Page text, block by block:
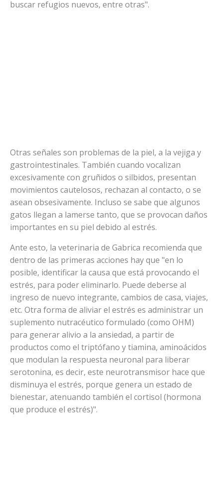
buscar refugios nuevos, entre otras".
Otras señales son problemas de la piel, a la vejiga y
gastrointestinales. También cuando vocalizan
excesivamente con gruñidos o silbidos, presentan
movimientos cautelosos, rechazan al contacto, o se
asean obsesivamente. Incluso se sabe que algunos
gatos llegan a lamerse tanto, que se provocan daños
importantes en su piel debido al estrés.
Ante esto, la veterinaria de Gabrica recomienda que
dentro de las primeras acciones hay que "en lo
posible, identificar la causa que está provocando el
estrés, para poder eliminarlo. Puede deberse al
ingreso de nuevo integrante, cambios de casa, viajes,
etc. Otra forma de aliviar el estrés es administrar un
suplemento nutracéutico formulado (como OHM)
para generar alivio a la ansiedad, a partir de
productos como el triptófano y tiamina, aminoácidos
que modulan la respuesta neuronal para liberar
serotonina, es decir, este neurotransmisor hace que
disminuya el estrés, porque genera un estado de
bienestar, atenuando también el cortisol (hormona
que produce el estrés)".